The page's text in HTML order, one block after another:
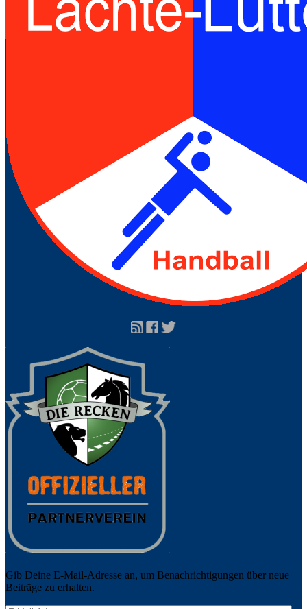
Gib Deine E-Mail-Adresse an, um Benachrichtigungen über neue
Beiträge zu erhalten.